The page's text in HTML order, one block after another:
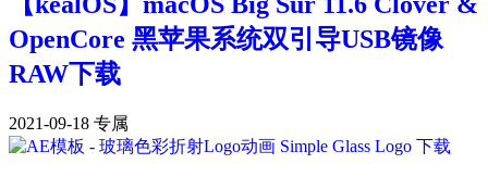
OpenCore 黑苹果系统双引导USB镜像
RAW下载
2021-09-18 专属